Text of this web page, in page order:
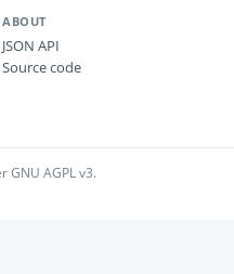
ABOUT
JSON API
Source code
GNU AGPL v3.